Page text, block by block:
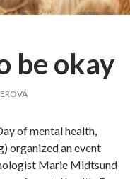
be okay
of mental health,
organized an event
Marie Midtsund